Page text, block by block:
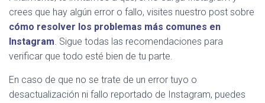
crees que hay algún error o fallo, visites nuestro post sobre
cómo resolver los problemas más comunes en
Instagram. Sigue todas las recomendaciones para
verificar que todo esté bien de tu parte.
En caso de que no se trate de un error tuyo o
desactualización ni fallo reportado de Instagram, puedes